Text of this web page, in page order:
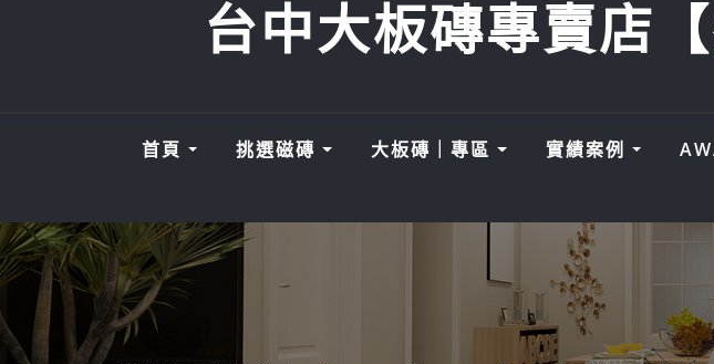
台中大板磚專賣店
首頁 挑選磁磚 大板磚｜專區 實績案例